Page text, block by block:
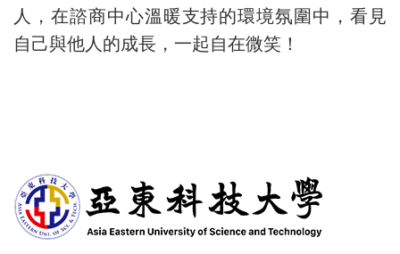
人，在諮商中心溫暖支持的環境氛圍中，看見
自己與他人的成長，一起自在微笑！